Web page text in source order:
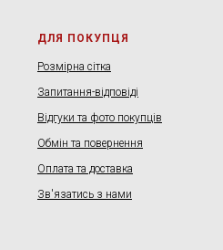
ДЛЯ ПОКУПЦЯ
Розмірна сітка
Запитання-відповіді
Відгуки та фото покупців
Обмін та повернення
Оплата та доставка
Зв'язатись з нами